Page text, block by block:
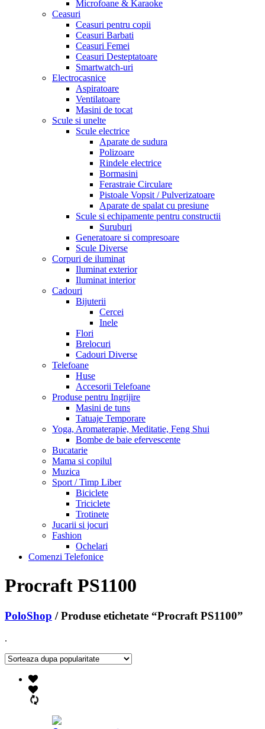
Microfoane & Karaoke
Ceasuri
Ceasuri pentru copii
Ceasuri Barbati
Ceasuri Femei
Ceasuri Desteptatoare
Smartwatch-uri
Electrocasnice
Aspiratoare
Ventilatoare
Masini de tocat
Scule si unelte
Scule electrice
Aparate de sudura
Polizoare
Rindele electrice
Bormasini
Ferastraie Circulare
Pistoale Vopsit / Pulverizatoare
Aparate de spalat cu presiune
Scule si echipamente pentru constructii
Suruburi
Generatoare si compresoare
Scule Diverse
Corpuri de iluminat
Iluminat exterior
Iluminat interior
Cadouri
Bijuterii
Cercei
Inele
Flori
Brelocuri
Cadouri Diverse
Telefoane
Huse
Accesorii Telefoane
Produse pentru Ingrijire
Masini de tuns
Tatuaje Temporare
Yoga, Aromaterapie, Meditatie, Feng Shui
Bombe de baie efervescente
Bucatarie
Mama si copilul
Muzica
Sport / Timp Liber
Biciclete
Triciclete
Trotinete
Jucarii si jocuri
Fashion
Ochelari
Comenzi Telefonice
Procraft PS1100
PoloShop / Produse etichetate “Procraft PS1100”
.